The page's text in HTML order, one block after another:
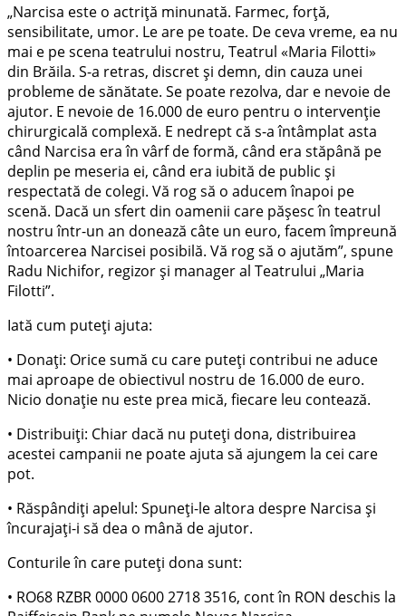
„Narcisa este o actriță minunată. Farmec, forță,
sensibilitate, umor. Le are pe toate. De ceva vreme, ea nu
mai e pe scena teatrului nostru, Teatrul «Maria Filotti»
din Brăila. S-a retras, discret și demn, din cauza unei
probleme de sănătate. Se poate rezolva, dar e nevoie de
ajutor. E nevoie de 16.000 de euro pentru o intervenție
chirurgicală complexă. E nedrept că s-a întâmplat asta
când Narcisa era în vârf de formă, când era stăpână pe
deplin pe meseria ei, când era iubită de public și
respectată de colegi. Vă rog să o aducem înapoi pe
scenă. Dacă un sfert din oamenii care pășesc în teatrul
nostru într-un an donează câte un euro, facem împreună
întoarcerea Narcisei posibilă. Vă rog să o ajutăm”, spune
Radu Nichifor, regizor și manager al Teatrului „Maria
Filotti”.
Iată cum puteți ajuta:
• Donați: Orice sumă cu care puteți contribui ne aduce
mai aproape de obiectivul nostru de 16.000 de euro.
Nicio donație nu este prea mică, fiecare leu contează.
• Distribuiți: Chiar dacă nu puteți dona, distribuirea
acestei campanii ne poate ajuta să ajungem la cei care
pot.
• Răspândiți apelul: Spuneți-le altora despre Narcisa și
încurajați-i să dea o mână de ajutor.
Conturile în care puteți dona sunt:
• RO68 RZBR 0000 0600 2718 3516, cont în RON deschis la